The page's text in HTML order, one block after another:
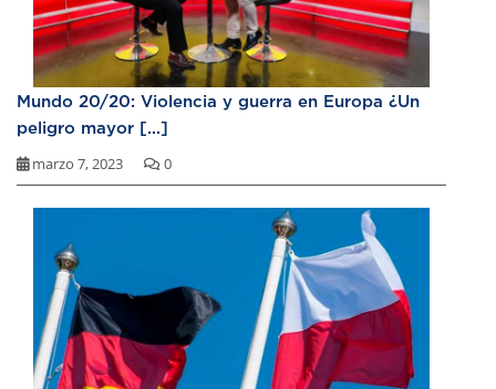
Mundo 20/20: Violencia y guerra en Europa ¿Un
peligro mayor [...]
marzo 7, 2023 0